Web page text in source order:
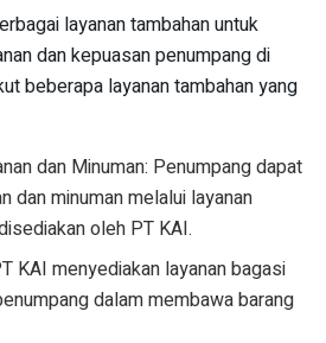
layanan tambahan untuk
dan kepuasan penumpang di
beberapa layanan tambahan yang
dan Minuman: Penumpang dapat
dan minuman melalui layanan
oleh PT KAI.
KAI menyediakan layanan bagasi
dalam membawa barang